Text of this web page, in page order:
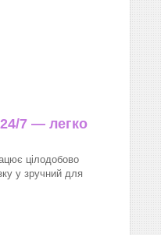
7 — легко
цілодобово
у зручний для